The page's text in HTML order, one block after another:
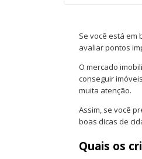
Se você está em
avaliar pontos
O mercado
conseguir
muita atenção.
Assim, se você
boas dicas de
Quais os